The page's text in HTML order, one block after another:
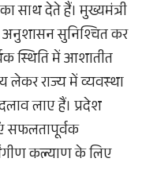
साथ देते हैं। मुख्यमंत्री
अनुशासन सुनिश्चित कर
स्थिति में आशातीत
लेकर राज्य में व्यवस्था
लाए हैं। प्रदेश
सफलतापूर्वक
कल्याण के लिए